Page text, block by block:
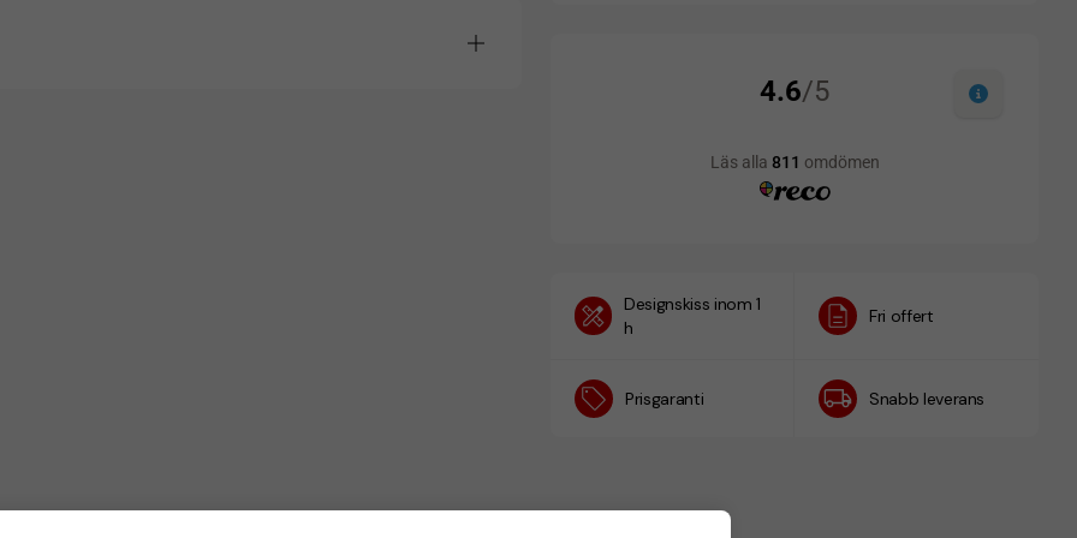
Designskiss inom 1
h
Fri offert
Prisgaranti Snabb leverans